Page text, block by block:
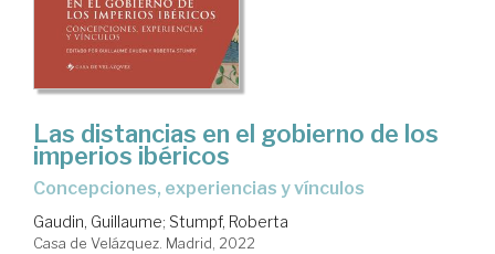
Las distancias en el gobierno de los
imperios ibéricos
concepciones, experiencias y vínculos
Gaudin, Guillaume; Stumpf, Roberta
Casa de Velázquez. Madrid, 2022